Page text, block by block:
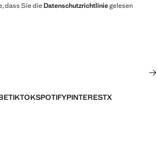
dass Sie dieDatenschutzrichtliniegelesen
TIKTOKSPOTIFYPINTERESTX